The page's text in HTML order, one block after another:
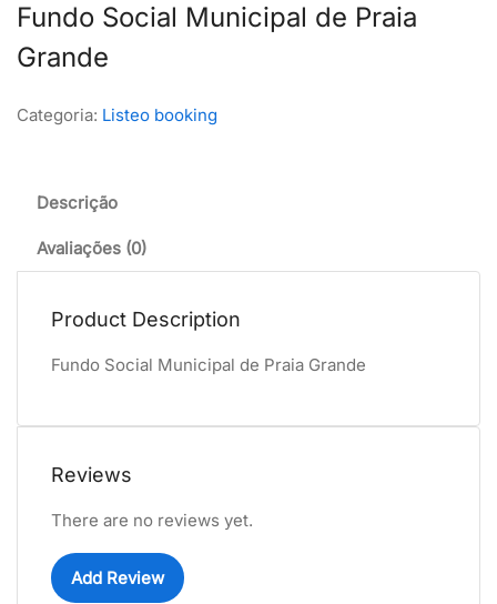
Fundo Social Municipal de Praia
Grande
Categoria: Listeo booking
Descrição
Avaliações (0)
Product Description
Fundo Social Municipal de Praia Grande
Reviews
There are no reviews yet.
Add Review